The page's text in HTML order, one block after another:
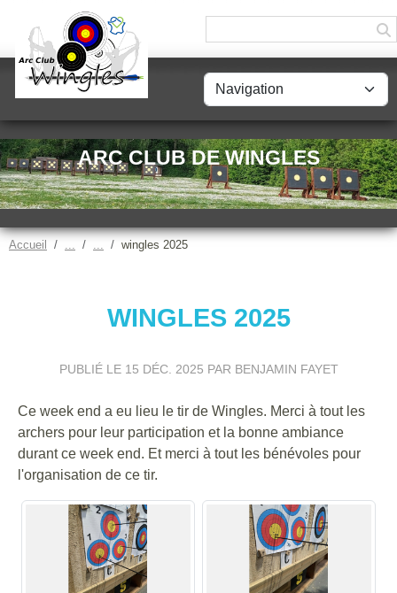
ARC CLUB DE WINGLES
Accueil wingles 2025
WINGLES 2025
PUBLIÉ LE 15 DÉC. 2025 PAR BENJAMIN FAYET
Ce week end a eu lieu le tir de Wingles. Merci à tout les
archers pour leur participation et la bonne ambiance
durant ce week end. Et merci à tout les bénévoles pour
l'organisation de ce tir.
Panneau de gestion des cookies